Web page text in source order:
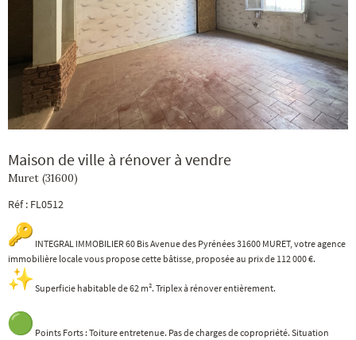
Maison de ville à rénover à vendre
Muret (31600)
Réf : FL0512
INTEGRAL IMMOBILIER 60 Bis Avenue des Pyrénées 31600 MURET, votre agence
immobilière locale vous propose cette bâtisse, proposée au prix de 112 000 €.
Superficie habitable de 62 m². Triplex à rénover entièrement.
Points Forts : Toiture entretenue. Pas de charges de copropriété. Situation